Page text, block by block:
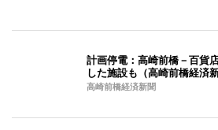
計画停電：高崎前橋－百貨
した施設も（高崎前橋経済新
高崎前橋経済新聞